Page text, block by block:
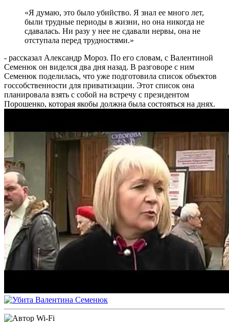
«Я думаю, это было убийство. Я знал ее много лет,
были трудные периоды в жизни, но она никогда не
сдавалась. Ни разу у нее не сдавали нервы, она не
отступала перед трудностями.»
- рассказал Александр Мороз. По его словам, с Валентиной
Семенюк он виделся два дня назад. В разговоре с ним
Семенюк поделилась, что уже подготовила список объектов
госсобственности для приватизации. Этот список она
планировала взять с собой на встречу с президентом
Порошенко, которая якобы должна была состояться на днях.